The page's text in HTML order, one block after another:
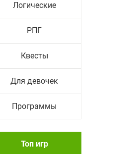
Логические
РПГ
Квесты
Для девочек
Программы
Топ игр